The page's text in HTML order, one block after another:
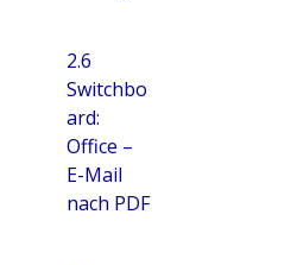
2.6
Switchbo
ard:
Office –
E-Mail
nach PDF